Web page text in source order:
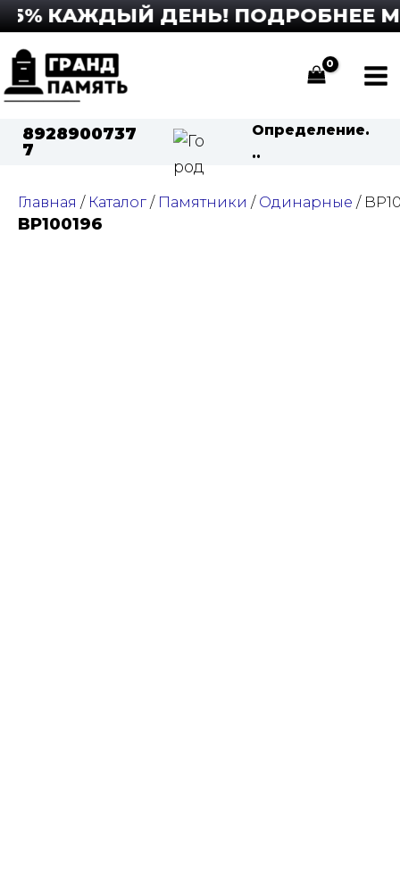
Перейти
к
содержимому
КАЖДЫЙ ДЕНЬ! ПОДРОБНЕЕ
8928900737
7
Определение.
..
Главная / Каталог / Памятники / Одинарные /
BP100196